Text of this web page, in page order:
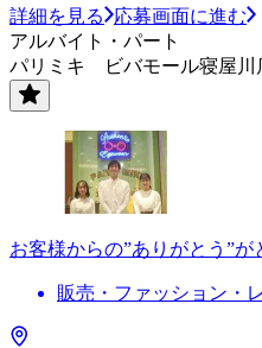
詳細を見る
応募画面に進む
アルバイト・パート
パリミキ ビバモール寝屋川
お客様からの”ありがとう”が
販売・ファッション・